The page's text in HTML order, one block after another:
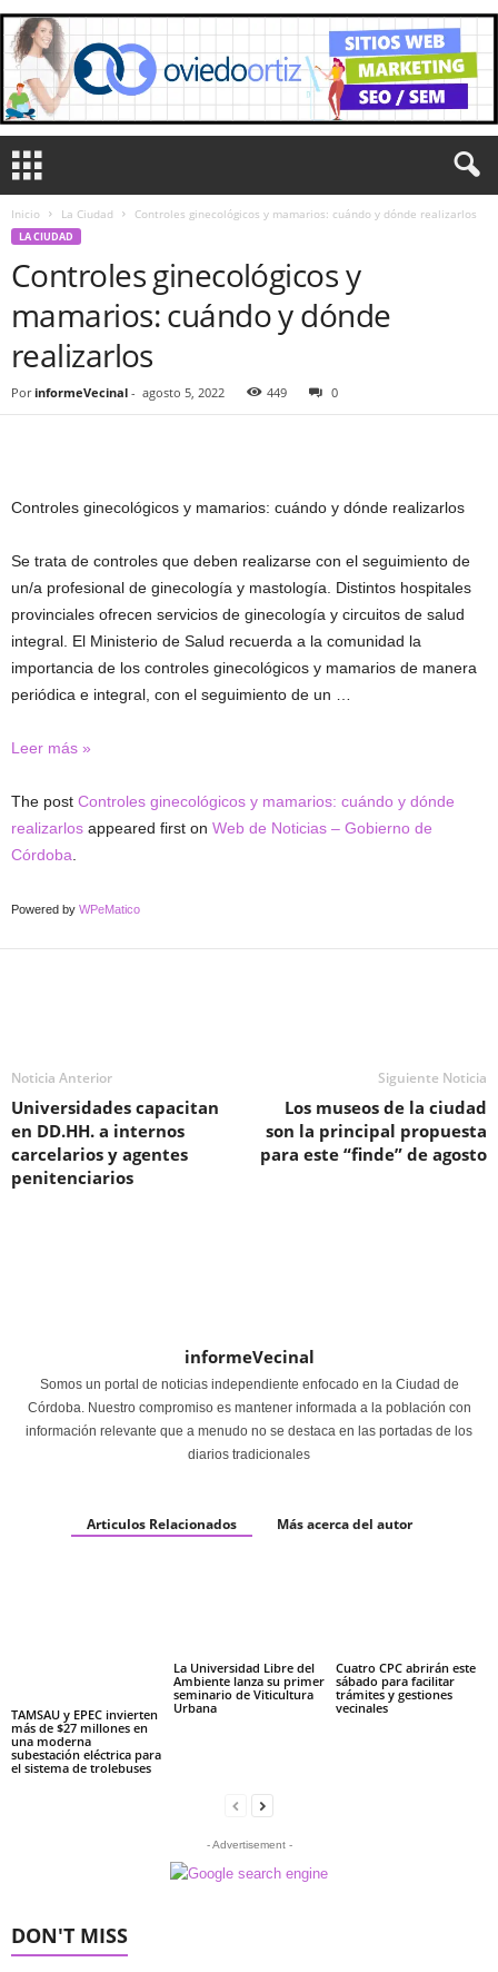
Inicio La Ciudad Controles ginecológicos y mamarios: cuándo y dónde realizarlos
LA CIUDAD
Controles ginecológicos y
mamarios: cuándo y dónde
realizarlos
Por informeVecinal - agosto 5, 2022 449 0
Controles ginecológicos y mamarios: cuándo y dónde realizarlos
Se trata de controles que deben realizarse con el seguimiento de
un/a profesional de ginecología y mastología. Distintos hospitales
provinciales ofrecen servicios de ginecología y circuitos de salud
integral. El Ministerio de Salud recuerda a la comunidad la
importancia de los controles ginecológicos y mamarios de manera
periódica e integral, con el seguimiento de un …
Controles
y
mamarios:
cuándo
dónde
Leer más »
The post Controles ginecológicos y mamarios: cuándo y dónde
realizarlos appeared first on Web de Noticias – Gobierno de
Córdoba
Powered by WPeMatico
Noticia Anterior
Universidades capacitan
en DD.HH. a internos
carcelarios y agentes
penitenciarios
Siguiente Noticia
Los museos de la ciudad
son la principal propuesta
para este “finde” de agosto
informeVecinal
Somos un portal de noticias independiente enfocado en la Ciudad de
Córdoba. Nuestro compromiso es mantener informada a la población con
información relevante que a menudo no se destaca en las portadas de los
diarios tradicionales
Articulos Relacionados Más acerca del autor
TAMSAU y EPEC invierten
más de $27 millones en
una moderna
subestación eléctrica para
el sistema de trolebuses
La Universidad Libre del
Ambiente lanza su primer
seminario de Viticultura
Urbana
Cuatro CPC abrirán este
sábado para facilitar
trámites y gestiones
vecinales
- Advertisement -
DON'T MISS